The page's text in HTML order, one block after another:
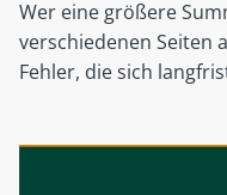
Wer eine größere
verschiedenen Seiten
Fehler, die sich